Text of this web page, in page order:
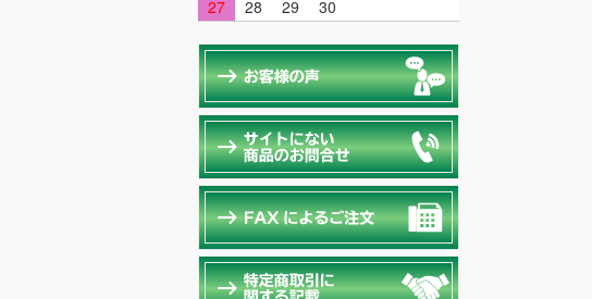
27
28 29 30